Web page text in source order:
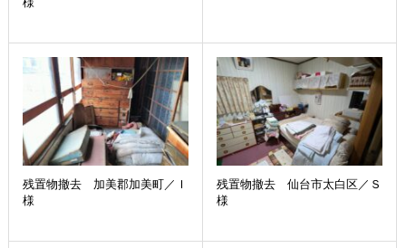
残置物撤去 加美郡加美町／Ｉ
様
残置物撤去 仙台市太白区／Ｓ
様